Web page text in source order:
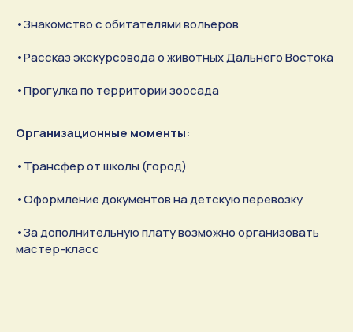
•Знакомство с обитателями вольеров
•Рассказ экскурсовода о животных Дальнего Востока
•Прогулка по территории зоосада
Организационные моменты:
•Трансфер от школы (город)
•Оформление документов на детскую перевозку
•За дополнительную плату возможно организовать
мастер-класс